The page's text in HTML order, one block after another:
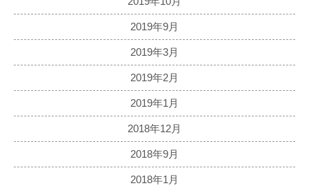
2019年9月
2019年3月
2019年2月
2019年1月
2018年12月
2018年9月
2018年1月